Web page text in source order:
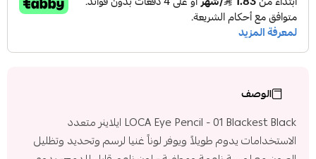
الوصف
LOCA Eye Pencil - 01 Blackest Black ايلاينر متعدد
الاستخدامات يدوم طويلاً ويوفر لوناً غنيا لرسم وتحديد وتظليل